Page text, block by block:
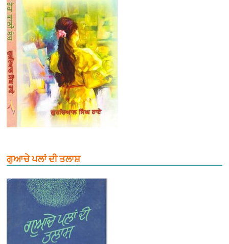
ਗੁਆਚੇ ਪਲਾਂ ਦੀ ਤਲਾਸ਼